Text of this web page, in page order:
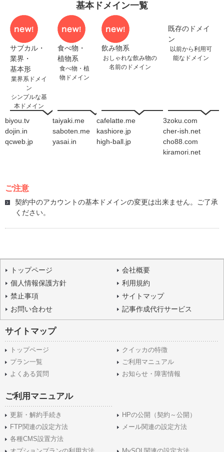
基本ドメイン一覧
サブカル・
業界・
基本形
業界系ドメイ
ン
シンプルな基
本ドメイン
食べ物・
植物系
食べ物・植
物ドメイン
飲み物系
おしゃれな飲み物の
名前のドメイン
既存のドメイ
ン
以前から利用可
能なドメイン
biyou.tv
dojin.in
qcweb.jp
taiyaki.me
saboten.me
yasai.in
cafelatte.me
kashiore.jp
high-ball.jp
3zoku.com
cher-ish.net
cho88.com
kiramori.net
ご注意
契約中のアカウントの基本ドメインの変更は出来ません。ご了承
ください。
トップページ
会社概要
個人情報保護方針
利用規約
禁止事項
サイトマップ
お問い合わせ
記事作成代行サービス
サイトマップ
トップページ
クイッカの特徴
プラン一覧
ご利用マニュアル
よくある質問
お知らせ・障害情報
ご利用マニュアル
更新・解約手続き
HPの公開（契約～公開）
FTP関連の設定方法
メール関連の設定方法
各種CMS設置方法